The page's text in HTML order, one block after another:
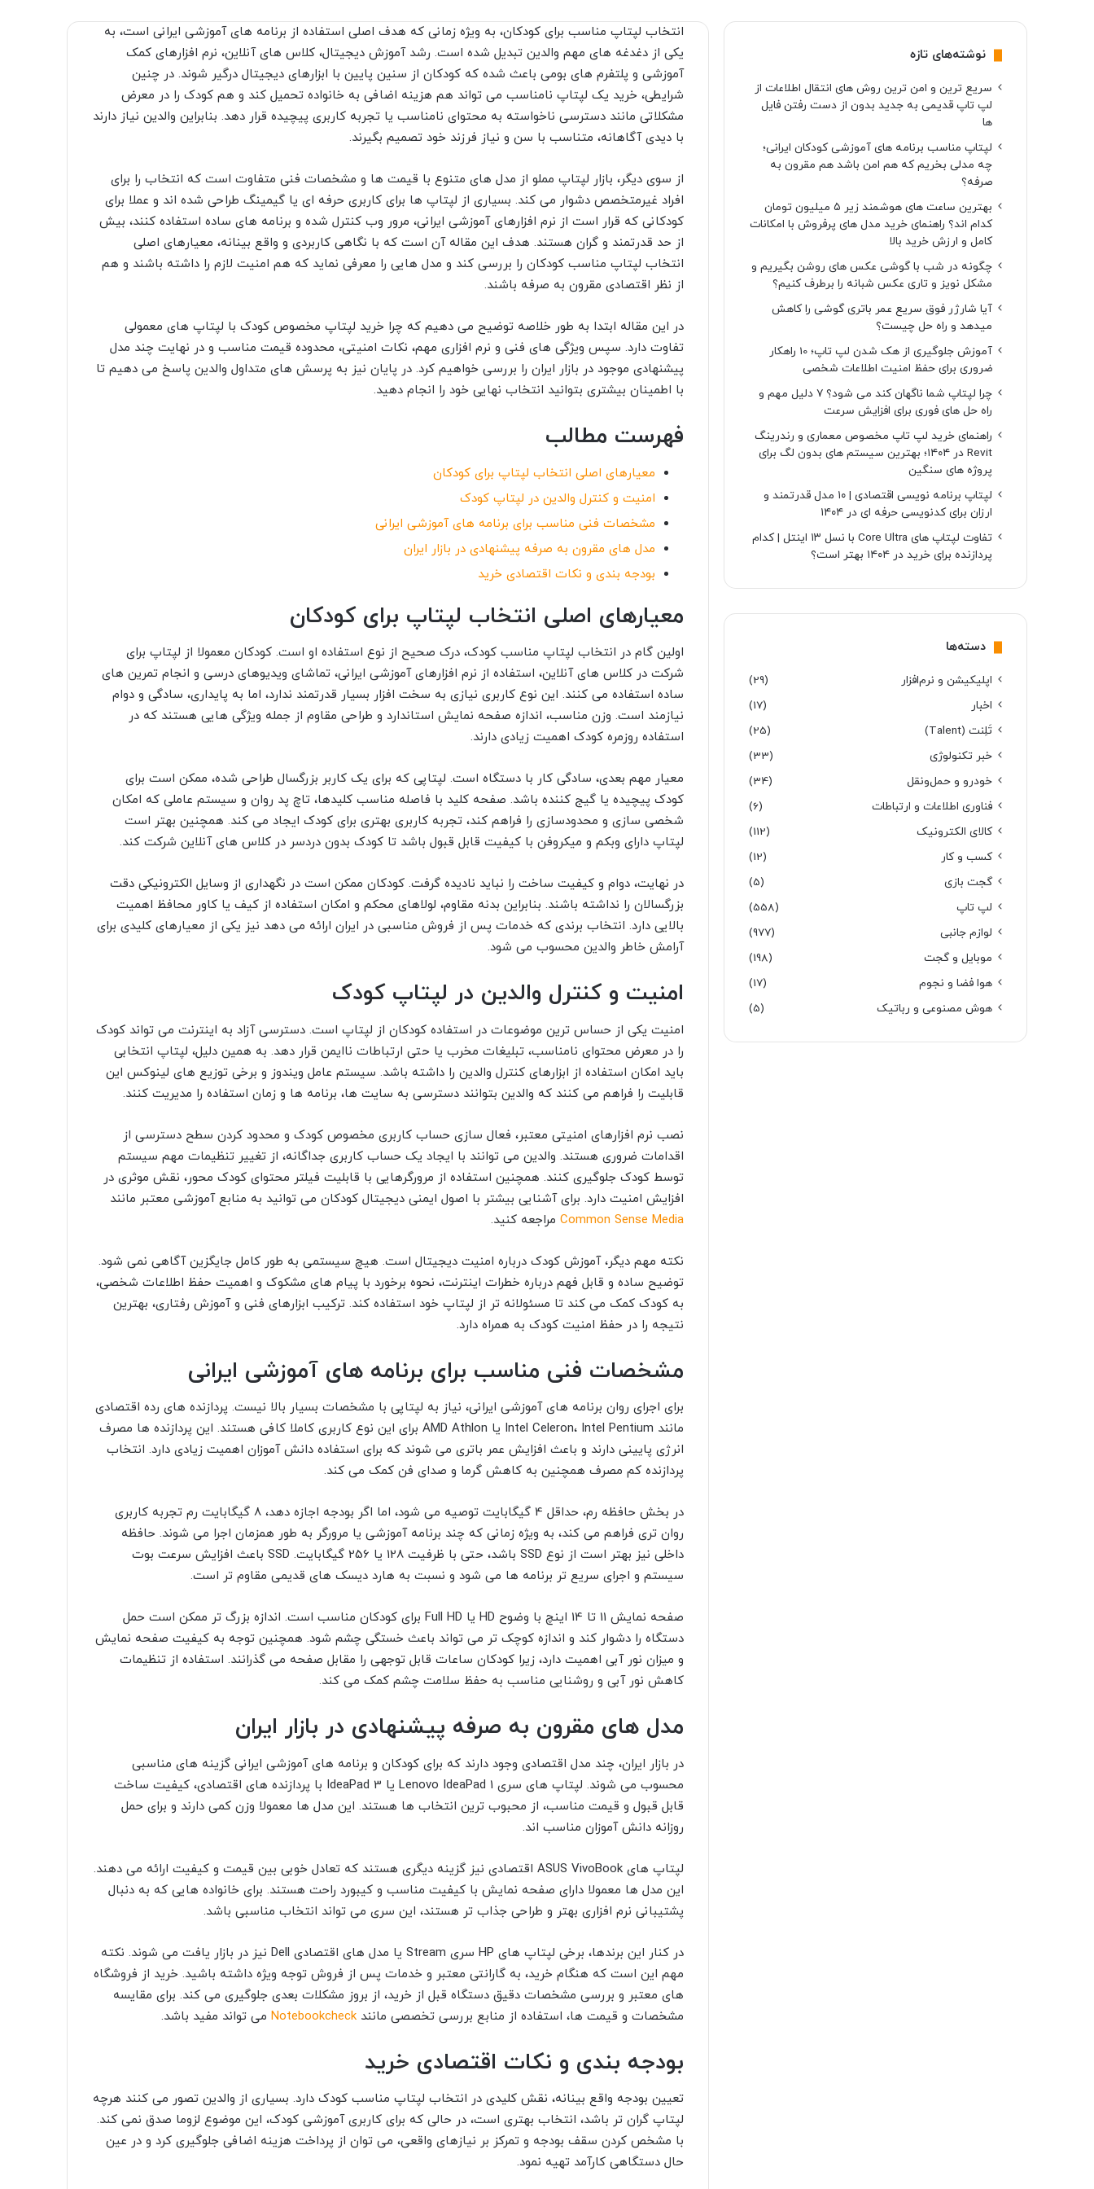
انتخاب لپتاپ مناسب برای کودکان، به ویژه زمانی که هدف اصلی استفاده از برنامه های آموزشی ایرانی است، به
یکی از دغدغه های مهم والدین تبدیل شده است. رشد آموزش دیجیتال، کلاس های آنلاین، نرم افزارهای کمک
آموزشی و پلتفرم های بومی باعث شده که کودکان از سنین پایین با ابزارهای دیجیتال درگیر شوند. در چنین
شرایطی، خرید یک لپتاپ نامناسب می تواند هم هزینه اضافی به خانواده تحمیل کند و هم کودک را در معرض
مشکلاتی مانند دسترسی ناخواسته به محتوای نامناسب یا تجربه کاربری پیچیده قرار دهد. بنابراین والدین نیاز دارند
با دیدی آگاهانه، متناسب با سن و نیاز فرزند خود تصمیم بگیرند.
از سوی دیگر، بازار لپتاپ مملو از مدل های متنوع با قیمت ها و مشخصات فنی متفاوت است که انتخاب را برای
افراد غیرمتخصص دشوار می کند. بسیاری از لپتاپ ها برای کاربری حرفه ای یا گیمینگ طراحی شده اند و عملا برای
کودکانی که قرار است از نرم افزارهای آموزشی ایرانی، مرور وب کنترل شده و برنامه های ساده استفاده کنند، بیش
از حد قدرتمند و گران هستند. هدف این مقاله آن است که با نگاهی کاربردی و واقع بینانه، معیارهای اصلی
انتخاب لپتاپ مناسب کودکان را بررسی کند و مدل هایی را معرفی نماید که هم امنیت لازم را داشته باشند و هم
از نظر اقتصادی مقرون به صرفه باشند.
در این مقاله ابتدا به طور خلاصه توضیح می دهیم که چرا خرید لپتاپ مخصوص کودک با لپتاپ های معمولی
تفاوت دارد. سپس ویژگی های فنی و نرم افزاری مهم، نکات امنیتی، محدوده قیمت مناسب و در نهایت چند مدل
پیشنهادی موجود در بازار ایران را بررسی خواهیم کرد. در پایان نیز به پرسش های متداول والدین پاسخ می دهیم تا
با اطمینان بیشتری بتوانید انتخاب نهایی خود را انجام دهید.
فهرست مطالب
معیارهای اصلی انتخاب لپتاپ برای کودکان
امنیت و کنترل والدین در لپتاپ کودک
مشخصات فنی مناسب برای برنامه های آموزشی ایرانی
مدل های مقرون به صرفه پیشنهادی در بازار ایران
بودجه بندی و نکات اقتصادی خرید
معیارهای اصلی انتخاب لپتاپ برای کودکان
اولین گام در انتخاب لپتاپ مناسب کودک، درک صحیح از نوع استفاده او است. کودکان معمولا از لپتاپ برای
شرکت در کلاس های آنلاین، استفاده از نرم افزارهای آموزشی ایرانی، تماشای ویدیوهای درسی و انجام تمرین های
ساده استفاده می کنند. این نوع کاربری نیازی به سخت افزار بسیار قدرتمند ندارد، اما به پایداری، سادگی و دوام
نیازمند است. وزن مناسب، اندازه صفحه نمایش استاندارد و طراحی مقاوم از جمله ویژگی هایی هستند که در
استفاده روزمره کودک اهمیت زیادی دارند.
معیار مهم بعدی، سادگی کار با دستگاه است. لپتاپی که برای یک کاربر بزرگسال طراحی شده، ممکن است برای
کودک پیچیده یا گیج کننده باشد. صفحه کلید با فاصله مناسب کلیدها، تاچ پد روان و سیستم عاملی که امکان
شخصی سازی و محدودسازی را فراهم کند، تجربه کاربری بهتری برای کودک ایجاد می کند. همچنین بهتر است
لپتاپ دارای وبکم و میکروفن با کیفیت قابل قبول باشد تا کودک بدون دردسر در کلاس های آنلاین شرکت کند.
در نهایت، دوام و کیفیت ساخت را نباید نادیده گرفت. کودکان ممکن است در نگهداری از وسایل الکترونیکی دقت
بزرگسالان را نداشته باشند. بنابراین بدنه مقاوم، لولاهای محکم و امکان استفاده از کیف یا کاور محافظ اهمیت
بالایی دارد. انتخاب برندی که خدمات پس از فروش مناسبی در ایران ارائه می دهد نیز یکی از معیارهای کلیدی برای
آرامش خاطر والدین محسوب می شود.
امنیت و کنترل والدین در لپتاپ کودک
امنیت یکی از حساس ترین موضوعات در استفاده کودکان از لپتاپ است. دسترسی آزاد به اینترنت می تواند کودک
را در معرض محتوای نامناسب، تبلیغات مخرب یا حتی ارتباطات ناایمن قرار دهد. به همین دلیل، لپتاپ انتخابی
باید امکان استفاده از ابزارهای کنترل والدین را داشته باشد. سیستم عامل ویندوز و برخی توزیع های لینوکس این
قابلیت را فراهم می کنند که والدین بتوانند دسترسی به سایت ها، برنامه ها و زمان استفاده را مدیریت کنند.
نصب نرم افزارهای امنیتی معتبر، فعال سازی حساب کاربری مخصوص کودک و محدود کردن سطح دسترسی از
اقدامات ضروری هستند. والدین می توانند با ایجاد یک حساب کاربری جداگانه، از تغییر تنظیمات مهم سیستم
توسط کودک جلوگیری کنند. همچنین استفاده از مرورگرهایی با قابلیت فیلتر محتوای کودک محور، نقش موثری در
افزایش امنیت دارد. برای آشنایی بیشتر با اصول ایمنی دیجیتال کودکان می توانید به منابع آموزشی معتبر مانند
Common Sense Media مراجعه کنید.
نکته مهم دیگر، آموزش کودک درباره امنیت دیجیتال است. هیچ سیستمی به طور کامل جایگزین آگاهی نمی شود.
توضیح ساده و قابل فهم درباره خطرات اینترنت، نحوه برخورد با پیام های مشکوک و اهمیت حفظ اطلاعات شخصی،
به کودک کمک می کند تا مسئولانه تر از لپتاپ خود استفاده کند. ترکیب ابزارهای فنی و آموزش رفتاری، بهترین
نتیجه را در حفظ امنیت کودک به همراه دارد.
مشخصات فنی مناسب برای برنامه های آموزشی ایرانی
برای اجرای روان برنامه های آموزشی ایرانی، نیاز به لپتاپی با مشخصات بسیار بالا نیست. پردازنده های رده اقتصادی
مانند Intel Celeron، Intel Pentium یا AMD Athlon برای این نوع کاربری کاملا کافی هستند. این پردازنده ها مصرف
انرژی پایینی دارند و باعث افزایش عمر باتری می شوند که برای استفاده دانش آموزان اهمیت زیادی دارد. انتخاب
پردازنده کم مصرف همچنین به کاهش گرما و صدای فن کمک می کند.
در بخش حافظه رم، حداقل 4 گیگابایت توصیه می شود، اما اگر بودجه اجازه دهد، 8 گیگابایت رم تجربه کاربری
روان تری فراهم می کند، به ویژه زمانی که چند برنامه آموزشی یا مرورگر به طور همزمان اجرا می شوند. حافظه
داخلی نیز بهتر است از نوع SSD باشد، حتی با ظرفیت 128 یا 256 گیگابایت. SSD باعث افزایش سرعت بوت
سیستم و اجرای سریع تر برنامه ها می شود و نسبت به هارد دیسک های قدیمی مقاوم تر است.
صفحه نمایش 11 تا 14 اینچ با وضوح HD یا Full HD برای کودکان مناسب است. اندازه بزرگ تر ممکن است حمل
دستگاه را دشوار کند و اندازه کوچک تر می تواند باعث خستگی چشم شود. همچنین توجه به کیفیت صفحه نمایش
و میزان نور آبی اهمیت دارد، زیرا کودکان ساعات قابل توجهی را مقابل صفحه می گذرانند. استفاده از تنظیمات
کاهش نور آبی و روشنایی مناسب به حفظ سلامت چشم کمک می کند.
مدل های مقرون به صرفه پیشنهادی در بازار ایران
در بازار ایران، چند مدل اقتصادی وجود دارند که برای کودکان و برنامه های آموزشی ایرانی گزینه های مناسبی
محسوب می شوند. لپتاپ های سری Lenovo IdeaPad 1 یا IdeaPad 3 با پردازنده های اقتصادی، کیفیت ساخت
قابل قبول و قیمت مناسب، از محبوب ترین انتخاب ها هستند. این مدل ها معمولا وزن کمی دارند و برای حمل
روزانه دانش آموزان مناسب اند.
لپتاپ های ASUS VivoBook اقتصادی نیز گزینه دیگری هستند که تعادل خوبی بین قیمت و کیفیت ارائه می دهند.
این مدل ها معمولا دارای صفحه نمایش با کیفیت مناسب و کیبورد راحت هستند. برای خانواده هایی که به دنبال
پشتیبانی نرم افزاری بهتر و طراحی جذاب تر هستند، این سری می تواند انتخاب مناسبی باشد.
در کنار این برندها، برخی لپتاپ های HP سری Stream یا مدل های اقتصادی Dell نیز در بازار یافت می شوند. نکته
مهم این است که هنگام خرید، به گارانتی معتبر و خدمات پس از فروش توجه ویژه داشته باشید. خرید از فروشگاه
های معتبر و بررسی مشخصات دقیق دستگاه قبل از خرید، از بروز مشکلات بعدی جلوگیری می کند. برای مقایسه
مشخصات و قیمت ها، استفاده از منابع بررسی تخصصی مانندNotebookcheck می تواند مفید باشد.
بودجه بندی و نکات اقتصادی خرید
تعیین بودجه واقع بینانه، نقش کلیدی در انتخاب لپتاپ مناسب کودک دارد. بسیاری از والدین تصور می کنند هرچه
لپتاپ گران تر باشد، انتخاب بهتری است، در حالی که برای کاربری آموزشی کودک، این موضوع لزوما صدق نمی کند.
با مشخص کردن سقف بودجه و تمرکز بر نیازهای واقعی، می توان از پرداخت هزینه اضافی جلوگیری کرد و در عین
حال دستگاهی کارآمد تهیه نمود.
نوشته‌های تازه
سریع ترین و امن ترین روش های انتقال اطلاعات از
لپ تاپ قدیمی به جدید بدون از دست رفتن فایل
ها
لپتاپ مناسب برنامه های آموزشی کودکان ایرانی؛
چه مدلی بخریم که هم امن باشد هم مقرون به
صرفه؟
بهترین ساعت های هوشمند زیر ۵ میلیون تومان
کدام اند؟ راهنمای خرید مدل های پرفروش با امکانات
کامل و ارزش خرید بالا
چگونه در شب با گوشی عکس های روشن بگیریم و
مشکل نویز و تاری عکس شبانه را برطرف کنیم؟
آیا شارژر فوق سریع عمر باتری گوشی را کاهش
میدهد و راه حل چیست؟
آموزش جلوگیری از هک شدن لپ تاپ؛ 10 راهکار
ضروری برای حفظ امنیت اطلاعات شخصی
چرا لپتاپ شما ناگهان کند می شود؟ ۷ دلیل مهم و
راه حل های فوری برای افزایش سرعت
راهنمای خرید لپ تاپ مخصوص معماری و رندرینگ
Revit در ۱۴۰۴؛ بهترین سیستم های بدون لگ برای
پروژه های سنگین
لپتاپ برنامه نویسی اقتصادی | ۱۰ مدل قدرتمند و
ارزان برای کدنویسی حرفه ای در ۱۴۰۴
تفاوت لپتاپ های Core Ultra با نسل ۱۳ اینتل | کدام
پردازنده برای خرید در ۱۴۰۴ بهتر است؟
دسته‌ها
اپلیکیشن و نرم‌افزار
(29)
اخبار
(17)
تَلِنت (Talent)
(25)
خبر تکنولوژی
(33)
خودرو و حمل‌و‌نقل
(34)
فناوری اطلاعات و ارتباطات
(6)
کالای الکترونیک
(112)
کسب و کار
(12)
گجت بازی
(5)
لپ تاپ
(558)
لوازم جانبی
(977)
موبایل و گجت
(198)
هوا فضا و نجوم
(17)
هوش مصنوعی و رباتیک
(5)